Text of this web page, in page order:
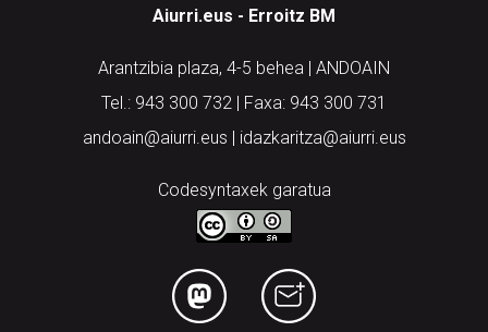
Aiurri.eus - Erroitz BM
Arantzibia plaza, 4-5 behea | ANDOAIN
Tel.: 943 300 732 | Faxa: 943 300 731
andoain@aiurri.eus | idazkaritza@aiurri.eus
Codesyntaxek garatua